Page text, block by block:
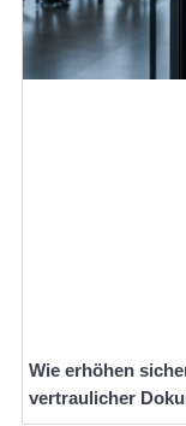
Wie erhöhen
vertraulicher